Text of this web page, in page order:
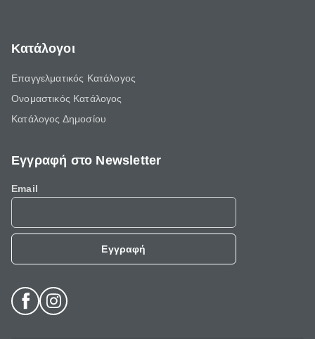
Κατάλογοι
Επαγγελματικός Κατάλογος
Ονομαστικός Κατάλογος
Κατάλογος Δημοσίου
Εγγραφή στο Newsletter
Email
Εγγραφή